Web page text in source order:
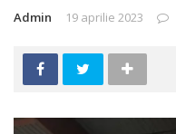
Admin 19 aprilie 2023